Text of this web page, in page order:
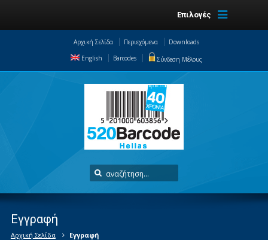
Επιλογές
Αρχική Σελίδα Περιεχόμενα
Downloads
English
Barcodes Σύνδεση Μέλους
Εγγραφή
Αρχική Σελίδα Εγγραφή